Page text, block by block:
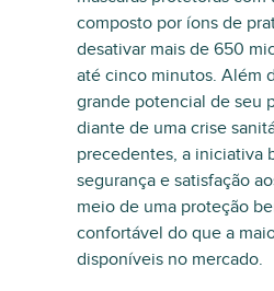
composto por íons de
desativar mais de 650
até cinco minutos. Além
grande potencial de seu
diante de uma crise
precedentes, a iniciativa
segurança e satisfação
meio de uma proteção
confortável do que a
disponíveis no mercado.